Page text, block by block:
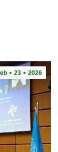
23 2026